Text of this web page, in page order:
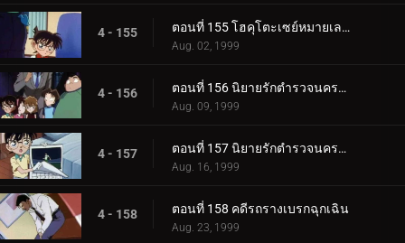
4 - 155 ตอนที่ 155 โฮคุโตะเซย์หมายเลข 3 ต้นทางอุเอโนะ (ตอนจบ)
Aug. 02, 1999
4 - 156 ตอนที่ 156 นิยายรักตำรวจนครบาล (ตอนแรก)
Aug. 09, 1999
4 - 157 ตอนที่ 157 นิยายรักตำรวจนครบาล (ตอนจบ)
Aug. 16, 1999
4 - 158 ตอนที่ 158 คดีรถรางเบรกฉุกเฉิน
Aug. 23, 1999